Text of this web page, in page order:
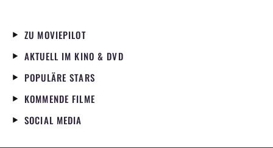
ZU MOVIEPILOT
AKTUELL IM KINO & DVD
POPULÄRE STARS
KOMMENDE FILME
SOCIAL MEDIA